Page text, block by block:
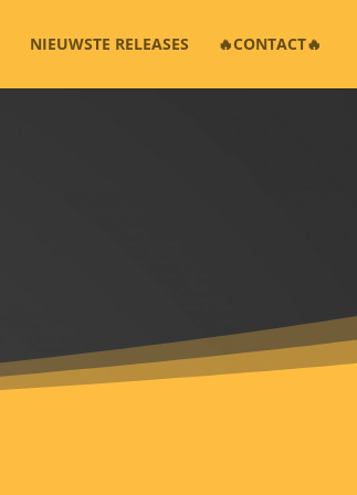
NIEUWSTE RELEASES 🔥CONTACT🔥